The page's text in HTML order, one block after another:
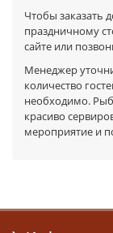
Чтобы заказать
праздничному
сайте или
Менеджер
количество
необходимо.
красиво
мероприятие и